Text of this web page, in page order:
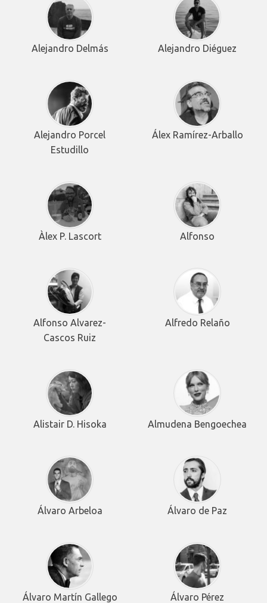
Alejandro Delmás Alejandro Diéguez
Alejandro Porcel
Estudillo
Álex Ramírez-Arballo
Àlex P. Lascort Alfonso
Alfonso Alvarez-
Cascos Ruiz
Alfredo Relaño
Alistair D. Hisoka Almudena Bengoechea
Álvaro Arbeloa Álvaro de Paz
Álvaro Martín Gallego Álvaro Pérez